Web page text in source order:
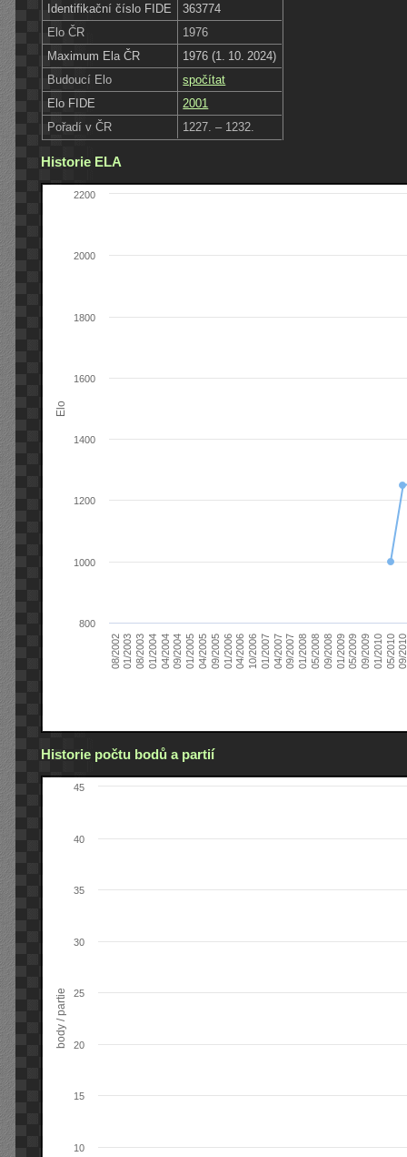
Identifikační číslo FIDE
363774
Elo ČR
1976
Maximum Ela ČR
1976 (1. 10. 2024)
Budoucí Elo
spočítat
Elo FIDE
2001
Pořadí v ČR
1227. – 1232.
Historie ELA
Elo
08/200201/200308/200301/200404/200409/200401/200504/200509/200501/200604/200610/200601/200704/200709/200701/200805/200809/200801/200905/200909/200901/201005/201009/
1000
1200
1400
1600
1800
2000
800
2200
Historie počtu bodů a partií
body / partie
10
15
20
25
30
35
40
45